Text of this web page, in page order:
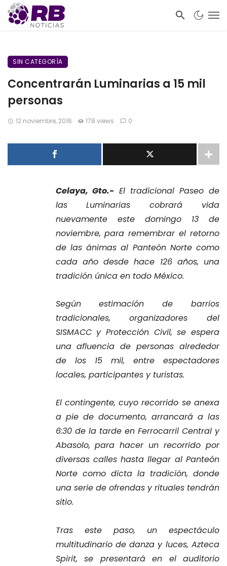
SIN CATEGORÍA
Concentrarán Luminarias a 15 mil
personas
12 noviembre, 2016 178 views 0
Celaya, Gto.- El tradicional Paseo de
las Luminarias cobrará vida
nuevamente este domingo 13 de
noviembre, para remembrar el retorno
de las ánimas al Panteón Norte como
cada año desde hace 126 años, una
tradición única en todo México.
Según estimación de barrios
tradicionales, organizadores del
SISMACC y Protección Civil, se espera
una afluencia de personas alrededor
de los 15 mil, entre espectadores
locales, participantes y turistas.
El contingente, cuyo recorrido se anexa
a pie de documento, arrancará a las
6:30 de la tarde en Ferrocarril Central y
Abasolo, para hacer un recorrido por
diversas calles hasta llegar al Panteón
Norte como dicta la tradición, donde
una serie de ofrendas y rituales tendrán
sitio.
Tras este paso, un espectáculo
multitudinario de danza y luces, Azteca
Spirit, se presentará en el auditorio